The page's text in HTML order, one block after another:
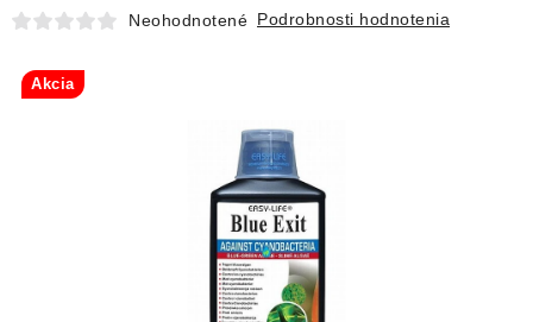
Neohodnotené Podrobnosti hodnotenia
Akcia